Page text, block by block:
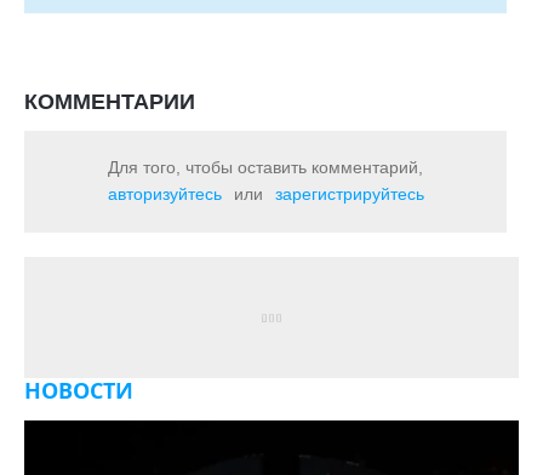
КОММЕНТАРИИ
Для того, чтобы оставить комментарий,
авторизуйтесь
или зарегистрируйтесь
НОВОСТИ